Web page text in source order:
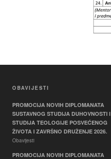
OBAVIJESTI
PROMOCIJA NOVIH DIPLOMANATA
SUSTAVNOG STUDIJA DUHOVNOSTI I
STUDIJA TEOLOGIJE POSVEĆENOG
ŽIVOTA I ZAVRŠNO DRUŽENJE 2026.
Obavijesti
PROMOCIJA NOVIH DIPLOMANATA